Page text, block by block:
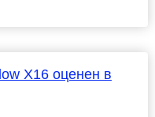
X16 оценен в